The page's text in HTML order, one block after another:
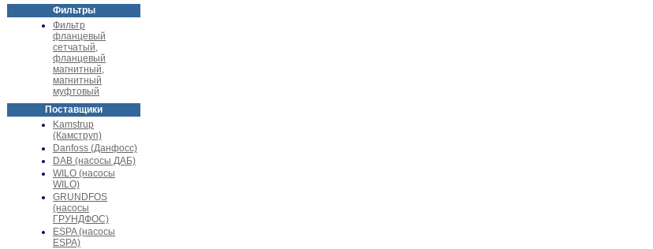
Фильтры
Фильтр
фланцевый
сетчатый,
фланцевый
магнитный,
магнитный
муфтовый
Поставщики
Kamstrup
(Камструп)
Danfoss (Данфосс)
DAB (насосы ДАБ)
WILO (насосы
WILO)
GRUNDFOS
(насосы
ГРУНДФОС)
ESPA (насосы
ESPA)